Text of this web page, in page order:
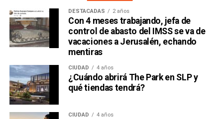
DESTACADAS 2 años
Con 4 meses trabajando, jefa de
control de abasto del IMSS se va de
vacaciones a Jerusalén, echando
mentiras
CIUDAD 4 años
¿Cuándo abrirá The Park en SLP y
qué tiendas tendrá?
CIUDAD 4 años